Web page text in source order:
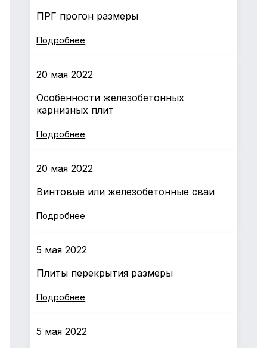
ПРГ прогон размеры
Подробнее
20 мая 2022
Особенности железобетонных
карнизных плит
Подробнее
20 мая 2022
Винтовые или железобетонные сваи
Подробнее
5 мая 2022
Плиты перекрытия размеры
Подробнее
5 мая 2022